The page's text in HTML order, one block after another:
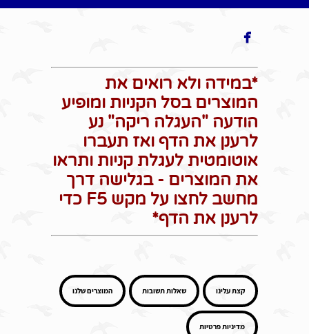

*במידה ולא רואים את
המוצרים בסל הקניות ומופיע
הודעה "העגלה ריקה" נע
לרענן את הדף ואז תעברו
אוטומטית לעגלת קניות ותראו
את המוצרים - בגלישה דרך
מחשב לחצו על מקש F5 כדי
לרענן את הדף*
קצת עלינו שאלות תשובות המוצרים שלנו
מדיניות פרטיות